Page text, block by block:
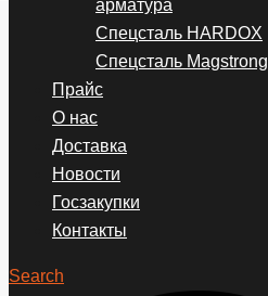
арматура
Спецсталь HARDOX
Спецсталь Magstrong
Прайс
О нас
Доставка
Новости
Госзакупки
Контакты
Search